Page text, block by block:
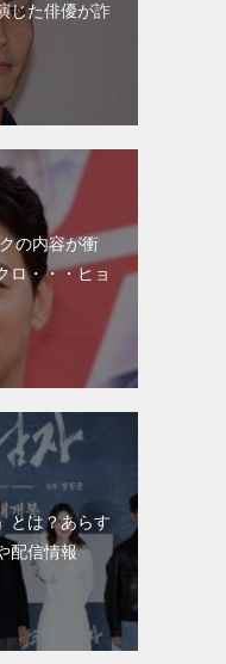
じた俳優が詐
の内容が衝
ロ・・・ヒョ
とは？あらす
配信情報